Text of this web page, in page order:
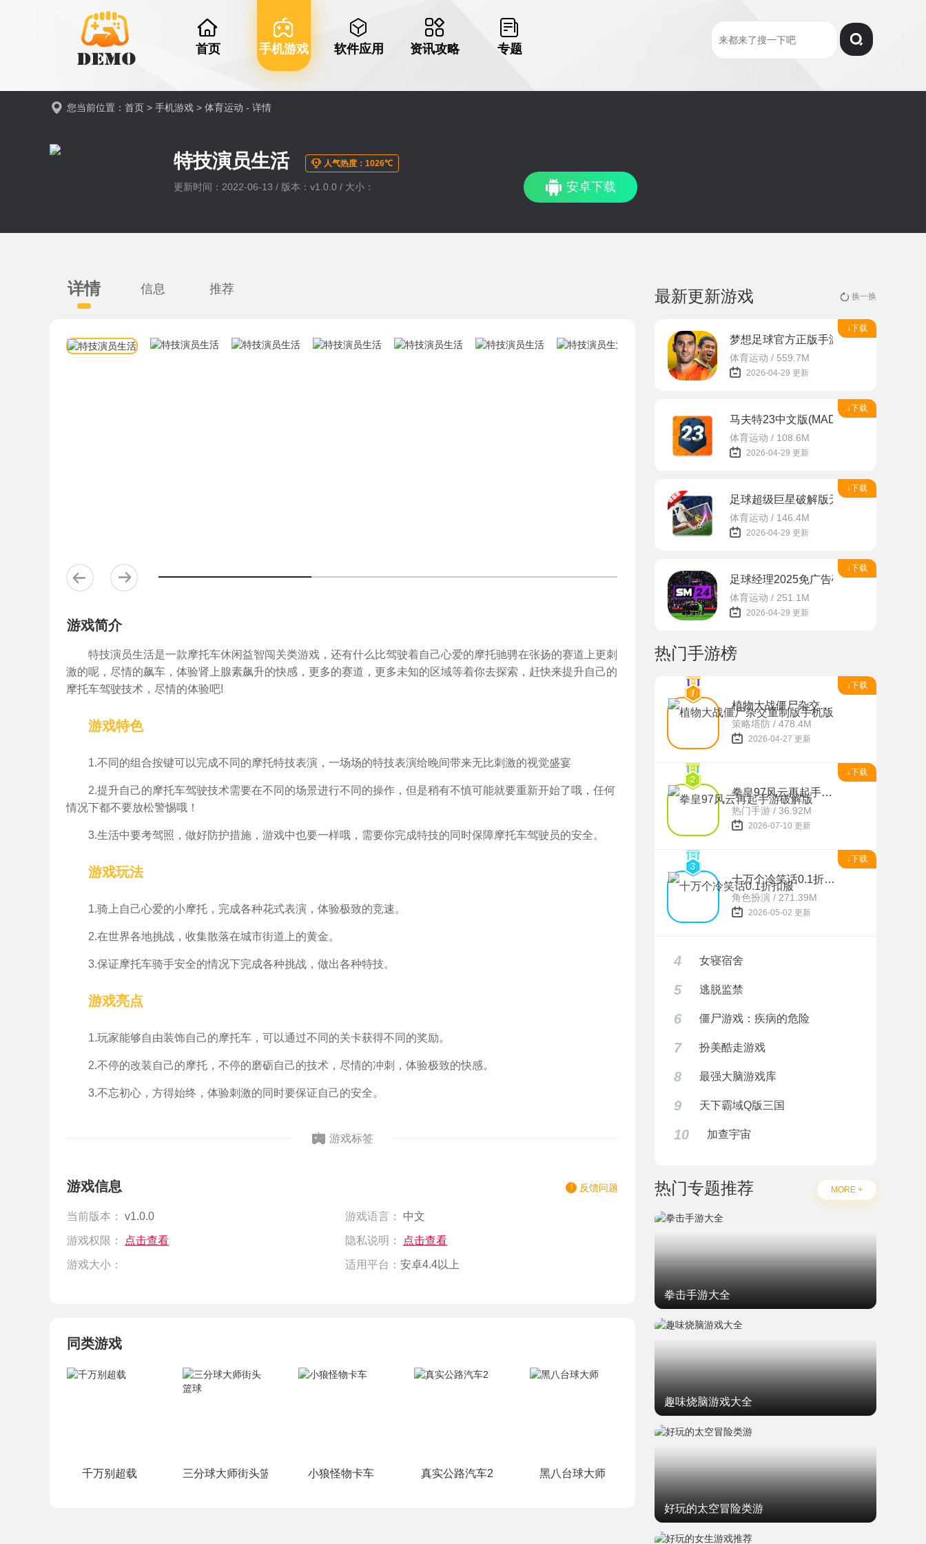
首页 手机游戏 软件应用 资讯攻略 专题
您当前位置： 首页 > 手机游戏 > 体育运动 - 详情
特技演员生活 人气热度：1026℃
更新时间：2022-06-13 / 版本：v1.0.0 / 大小： 安卓下载
详情 信息 推荐
游戏简介
特技演员生活是一款摩托车休闲益智闯关类游戏，还有什么比驾驶着自己心爱的摩托驰骋在张扬的赛道上更刺
激的呢，尽情的飙车，体验肾上腺素飙升的快感，更多的赛道，更多未知的区域等着你去探索，赶快来提升自己的
摩托车驾驶技术，尽情的体验吧!
游戏特色
1.不同的组合按键可以完成不同的摩托特技表演，一场场的特技表演给晚间带来无比刺激的视觉盛宴
2.提升自己的摩托车驾驶技术需要在不同的场景进行不同的操作，但是稍有不慎可能就要重新开始了哦，任何
情况下都不要放松警惕哦！
3.生活中要考驾照，做好防护措施，游戏中也要一样哦，需要你完成特技的同时保障摩托车驾驶员的安全。
游戏玩法
1.骑上自己心爱的小摩托，完成各种花式表演，体验极致的竞速。
2.在世界各地挑战，收集散落在城市街道上的黄金。
3.保证摩托车骑手安全的情况下完成各种挑战，做出各种特技。
游戏亮点
1.玩家能够自由装饰自己的摩托车，可以通过不同的关卡获得不同的奖励。
2.不停的改装自己的摩托，不停的磨砺自己的技术，尽情的冲刺，体验极致的快感。
3.不忘初心，方得始终，体验刺激的同时要保证自己的安全。
游戏标签
游戏信息 反馈问题
当前版本： v1.0.0 游戏语言： 中文
游戏权限： 点击查看 隐私说明： 点击查看
游戏大小： 适用平台： 安卓4.4以上
同类游戏
千万别超载 三分球大师街头篮球 小狼怪物卡车 真实公路汽车2 黑八台球大师
最新更新游戏 换一换
↓下载
梦想足球官方正版手游
体育运动 / 559.7M
2026-04-29 更新
↓下载
马夫特23中文版(MADFUT)
体育运动 / 108.6M
2026-04-29 更新
↓下载
足球超级巨星破解版无广告版
体育运动 / 146.4M
2026-04-29 更新
↓下载
足球经理2025免广告破解版
体育运动 / 251.1M
2026-04-29 更新
热门手游榜
↓下载
植物大战僵尸杂交重制版手机版
策略塔防 / 478.4M
2026-04-27 更新
↓下载
拳皇97风云再起手游破解版
热门手游 / 36.92M
2026-07-10 更新
↓下载
十万个冷笑话0.1折扣服
角色扮演 / 271.39M
2026-05-02 更新
4 女寝宿舍
5 逃脱监禁
6 僵尸游戏：疾病的危险
7 扮美酷走游戏
8 最强大脑游戏库
9 天下霸域Q版三国
10 加查宇宙
热门专题推荐 MORE +
拳击手游大全
趣味烧脑游戏大全
好玩的太空冒险类游